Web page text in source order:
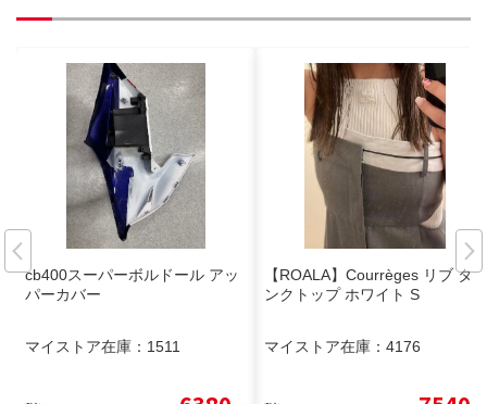
cb400スーパーボルドール アッ
パーカバー
マイストア在庫： 1511
【ROALA】Courrèges リブ タ
ンクトップ ホワイト S
マイストア在庫： 4176